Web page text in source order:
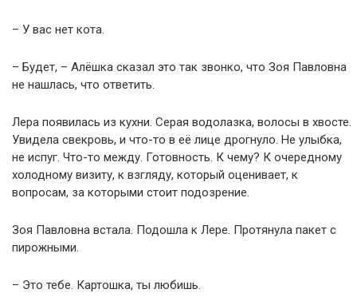
– У вас нет кота.
– Будет, – Алёшка сказал это так звонко, что Зоя Павловна
не нашлась, что ответить.
Лера появилась из кухни. Серая водолазка, волосы в хвосте.
Увидела свекровь, и что-то в её лице дрогнуло. Не улыбка,
не испуг. Что-то между. Готовность. К чему? К очередному
холодному визиту, к взгляду, который оценивает, к
вопросам, за которыми стоит подозрение.
Зоя Павловна встала. Подошла к Лере. Протянула пакет с
пирожными.
– Это тебе. Картошка, ты любишь.